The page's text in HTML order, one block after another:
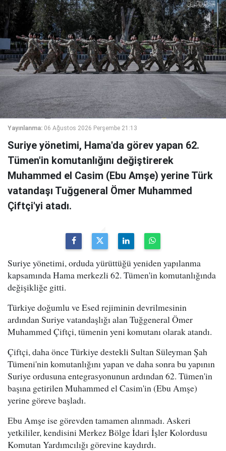
Yayınlanma: 06 Ağustos 2026 Perşembe 21:13
Suriye yönetimi, Hama'da görev yapan 62.
Tümen'in komutanlığını değiştirerek
Muhammed el Casim (Ebu Amşe) yerine Türk
vatandaşı Tuğgeneral Ömer Muhammed
Çiftçi'yi atadı.
Suriye yönetimi, orduda yürüttüğü yeniden yapılanma
kapsamında Hama merkezli 62. Tümen'in komutanlığında
değişikliğe gitti.
Türkiye doğumlu ve Esed rejiminin devrilmesinin
ardından Suriye vatandaşlığı alan Tuğgeneral Ömer
Muhammed Çiftçi, tümenin yeni komutanı olarak atandı.
Çiftçi, daha önce Türkiye destekli Sultan Süleyman Şah
Tümeni'nin komutanlığını yapan ve daha sonra bu yapının
Suriye ordusuna entegrasyonunun ardından 62. Tümen'in
başına getirilen Muhammed el Casim'in (Ebu Amşe)
yerine göreve başladı.
Ebu Amşe ise görevden tamamen alınmadı. Askeri
yetkililer, kendisini Merkez Bölge İdari İşler Kolordusu
Komutan Yardımcılığı görevine kaydırdı.